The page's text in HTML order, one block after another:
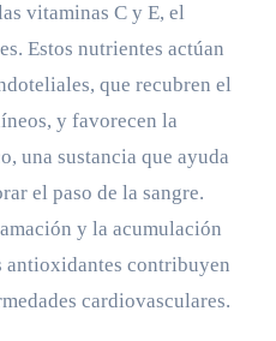
vitaminas C y E, el
Estos nutrientes actúan
que recubren el
y favorecen la
una sustancia que ayuda
el paso de la sangre.
y la acumulación
antioxidantes contribuyen
cardiovasculares.